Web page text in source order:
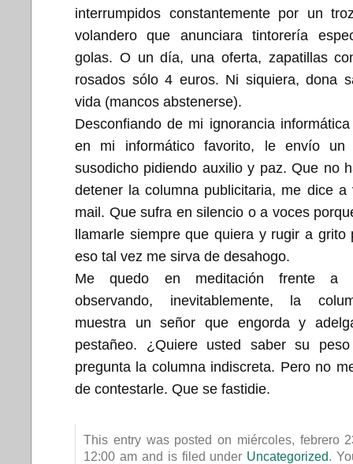
interrumpidos constantemente por un
volandero que anunciara tintorería
golas. O un día, una oferta, zapatillas
rosados sólo 4 euros. Ni siquiera, dona
vida (mancos abstenerse).
Desconfiando de mi ignorancia
en mi informático favorito, le envío un
susodicho pidiendo auxilio y paz. Que no
detener la columna publicitaria, me dice a
mail. Que sufra en silencio o a voces
llamarle siempre que quiera y rugir a grito
eso tal vez me sirva de desahogo.
Me quedo en meditación frente a
observando, inevitablemente, la
muestra un señor que engorda y
pestañeo. ¿Quiere usted saber su
pregunta la columna indiscreta. Pero no
de contestarle. Que se fastidie.
This entry was posted on miércoles, febrero
12:00 am and is filed under Uncategorized.